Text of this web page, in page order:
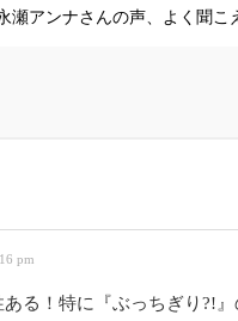
瀬アンナさんの声、よく聞
pm
る！特に『ぶっちぎり?!